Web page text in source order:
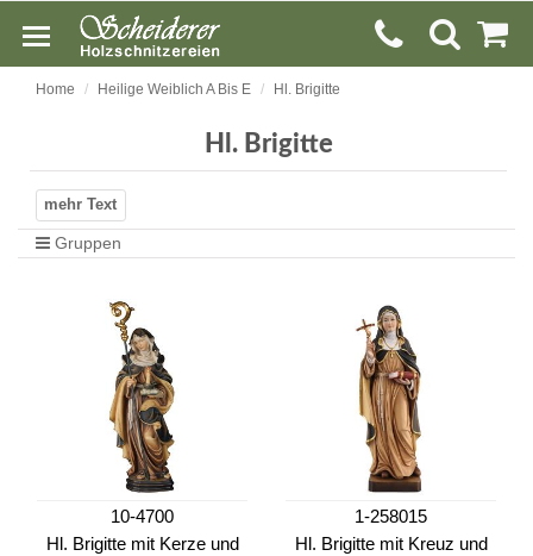
Home Heilige Weiblich A Bis E Hl. Brigitte
Hl. Brigitte
Gruppen
10-4700
Hl. Brigitte mit Kerze und
1-258015
Hl. Brigitte mit Kreuz und